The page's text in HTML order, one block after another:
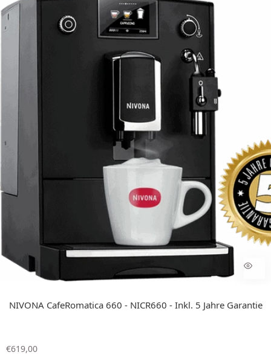
NIVONA CafeRomatica 660 - NICR660 - Inkl. 5 Jahre Garantie
R
€619,00